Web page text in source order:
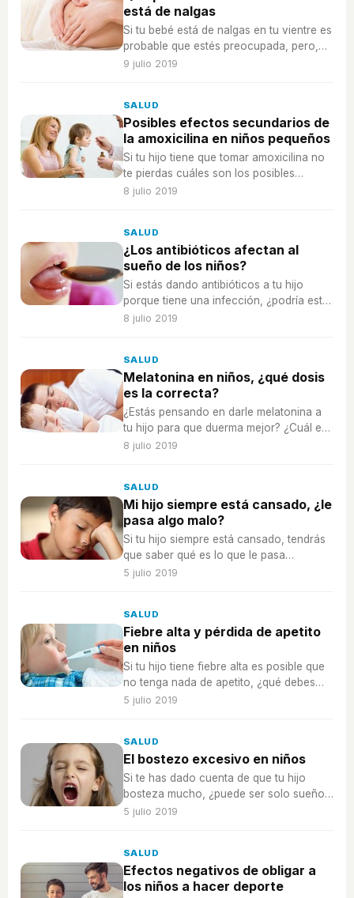
está de nalgas
Si tu bebé está de nalgas en tu vientre es
probable que estés preocupada, pero,
¿qué puedes hacer?
9 julio 2019
SALUD
Posibles efectos secundarios de
la amoxicilina en niños pequeños
Si tu hijo tiene que tomar amoxicilina no
te pierdas cuáles son los posibles
efectos secundarios de este tratamiento.
8 julio 2019
SALUD
¿Los antibióticos afectan al
sueño de los niños?
Si estás dando antibióticos a tu hijo
porque tiene una infección, ¿podría estar
afectándole a su calidad del sueño?
8 julio 2019
SALUD
Melatonina en niños, ¿qué dosis
es la correcta?
¿Estás pensando en darle melatonina a
tu hijo para que duerma mejor? ¿Cuál es
la dosis correcta?
8 julio 2019
SALUD
Mi hijo siempre está cansado, ¿le
pasa algo malo?
Si tu hijo siempre está cansado, tendrás
que saber qué es lo que le pasa
exactamente, ¿es sueño o algo más?
5 julio 2019
SALUD
Fiebre alta y pérdida de apetito
en niños
Si tu hijo tiene fiebre alta es posible que
no tenga nada de apetito, ¿qué debes
tener en cuenta?
5 julio 2019
SALUD
El bostezo excesivo en niños
Si te has dado cuenta de que tu hijo
bosteza mucho, ¿puede ser solo sueño
o señal de que le ocurre algo más?
5 julio 2019
SALUD
Efectos negativos de obligar a
los niños a hacer deporte